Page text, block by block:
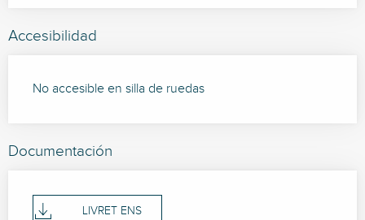
Accesibilidad
No accesible en silla de ruedas
Documentación
LIVRET ENS